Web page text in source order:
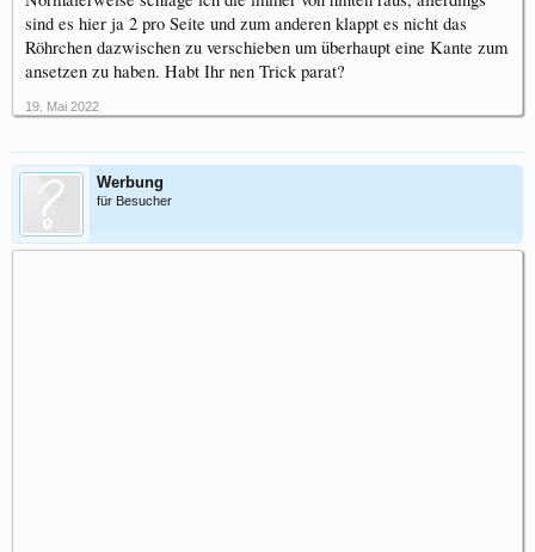
sind es hier ja 2 pro Seite und zum anderen klappt es nicht das
Röhrchen dazwischen zu verschieben um überhaupt eine Kante zum
ansetzen zu haben. Habt Ihr nen Trick parat?
19. Mai 2022
Werbung
für Besucher